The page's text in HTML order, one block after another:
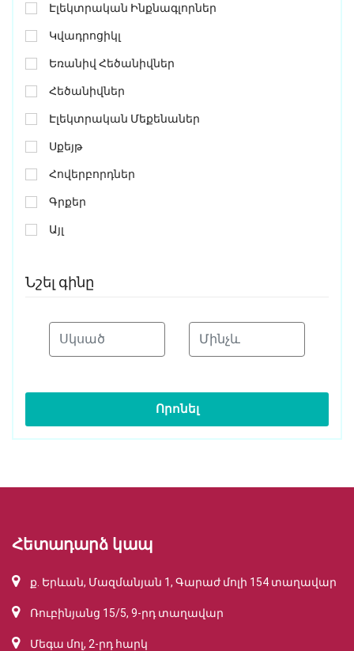
Էլեկտրական Ինքնագլորներ
Կվադրոցիկլ
Եռանիվ Հեծանիվներ
Հեծանիվներ
Էլեկտրական Մեքենաներ
Սքեյթ
Հովերբորդներ
Գրքեր
Այլ
Նշել գինը
Որոնել
Հետադարձ կապ
ք. Երևան, Մազմանյան 1, Գարաժ մոլի 154 տաղավար
Ռուբինյանց 15/5, 9-րդ տաղավար
Մեգա մոլ, 2-րդ հարկ